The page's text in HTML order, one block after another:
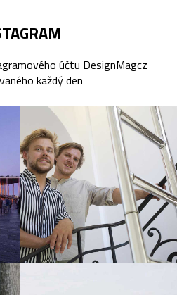
účtu DesignMagcz
každý den